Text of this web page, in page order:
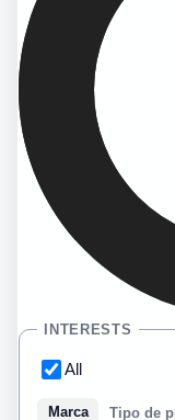
INTERESTS
All
Marca Tipo de